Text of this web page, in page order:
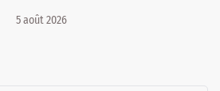
5 août 2026